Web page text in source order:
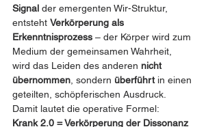
Signal der emergenten Wir-Struktur,
entsteht Verkörperung als
Erkenntnisprozess – der Körper wird zum
Medium der gemeinsamen Wahrheit,
wird das Leiden des anderen nicht
übernommen , sondern überführt in einen
geteilten, schöpferischen Ausdruck.
Damit lautet die operative Formel:
Krank 2.0 = Verkörperung der Dissonanz